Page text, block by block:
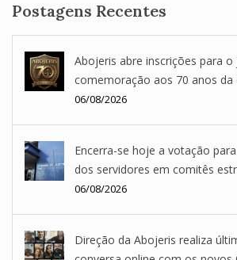
Postagens Recentes
Abojeris abre inscrições para
comemoração aos 70 anos da
06/08/2026
Encerra-se hoje a votação
dos servidores em comitês
06/08/2026
Direção da Abojeris realiza